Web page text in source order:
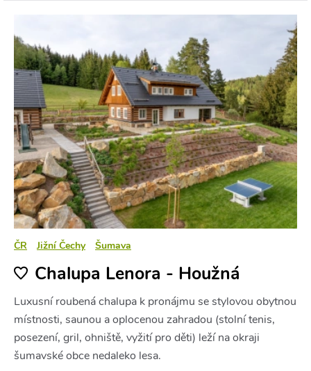
ČR Jižní Čechy Šumava
Chalupa Lenora - Houžná
Luxusní roubená chalupa k pronájmu se stylovou obytnou
místnosti, saunou a oplocenou zahradou (stolní tenis,
posezení, gril, ohniště, vyžití pro děti) leží na okraji
šumavské obce nedaleko lesa.